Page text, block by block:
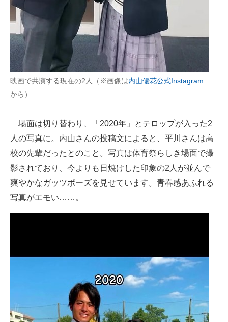
映画で共演する現在の2人（※画像は内山優花公式Instagram
から）
場面は切り替わり、「2020年」とテロップが入った2
人の写真に。内山さんの投稿文によると、平川さんは高
校の先輩だったとのこと。写真は体育祭らしき場面で撮
影されており、今よりも日焼けした印象の2人が並んで
爽やかなガッツポーズを見せています。青春感あふれる
写真がエモい……。